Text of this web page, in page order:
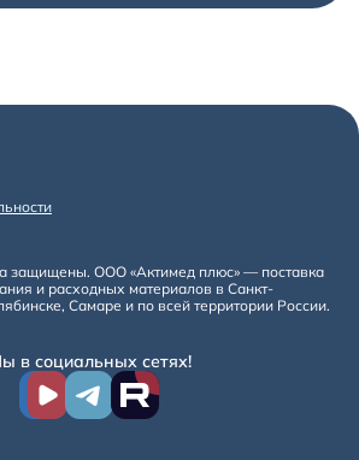
защищены. ООО «Актимед плюс» — поставка
и расходных материалов в Санкт-
Самаре и по всей территории России.
в социальных сетях!